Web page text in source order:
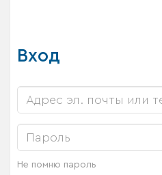
Вход
Не помню пароль